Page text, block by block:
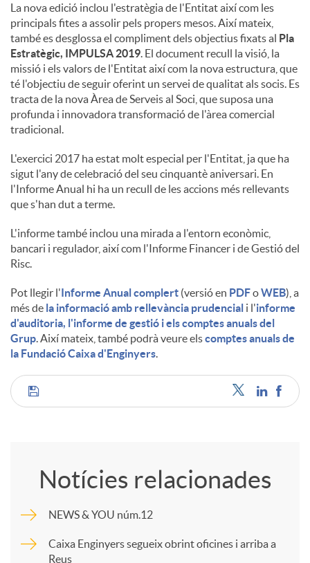
n
g
u
t
s
La nova edició inclou l'estratègia de l'Entitat així com les
principals fites a assolir pels propers mesos. Així mateix,
també es desglossa el compliment dels objectius fixats al Pla
Estratègic, IMPULSA 2019 . El document recull la visió, la
missió i els valors de l'Entitat així com la nova estructura, que
té l'objectiu de seguir oferint un servei de qualitat als socis. Es
tracta de la nova Àrea de Serveis al Soci, que suposa una
profunda i innovadora transformació de l'àrea comercial
tradicional.
L'exercici 2017 ha estat molt especial per l'Entitat, ja que ha
sigut l'any de celebració del seu cinquantè aniversari. En
l'Informe Anual hi ha un recull de les accions més rellevants
que s'han dut a terme.
L'informe també inclou una mirada a l'entorn econòmic,
bancari i regulador, així com l'Informe Financer i de Gestió del
Risc.
Pot llegir l'Informe Anual complert (versió en PDFoWEB), a
més de la informació amb rellevància prudencial i l'informe
d'auditoria, l'informe de gestió i els comptes anuals del
Grup . Així mateix, també podrà veure elscomptes anuals de
la Fundació Caixa d'Enginyers
C
p
Notícies relacionades
NEWS & YOU núm.12
Caixa Enginyers segueix obrint oficines i arriba a
Reus